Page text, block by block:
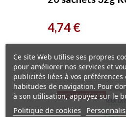
Prix
4,74 €
EXCLUSIVITÉ WEB
Ce site Web utilise ses propres
pour améliorer nos services et
publicités liées à vos préférences
habitudes de navigation. Pour
à son utilisation, appuyez sur le
Politique de cookies